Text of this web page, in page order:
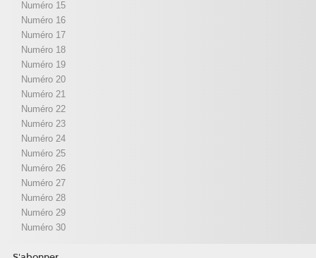
Numéro 15
Numéro 16
Numéro 17
Numéro 18
Numéro 19
Numéro 20
Numéro 21
Numéro 22
Numéro 23
Numéro 24
Numéro 25
Numéro 26
Numéro 27
Numéro 28
Numéro 29
Numéro 30